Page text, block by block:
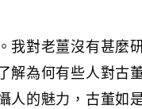
我對老薑沒有甚麼
為何有些人對古
的魅力，古董如